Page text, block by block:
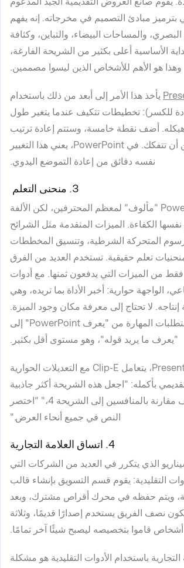
بترميز مبادئ التصميم في مخرجاته. إنه يفهم
والمساحات البيضاء، والتباين، وكثافة
الأساسية أعلى بكثير من الشريحة الفارغة،
وهذا هو الأهم للأشخاص الذين ليسوا مصممين.
يأخذ هذا الأمر إلى أبعد من ذلك باستخدام
للكسر): تخطيطات تتكيف عندما يتغير طول
أضف نقطة خامسة، وستتم إعادة ترتيب
الشريحة بدلاً من أن تتفكك. في PowerPoint، يعني هذا التغيير
نفسه دقائق من إعادة التموضع اليدوي.
3. منحنى التعلم
برنامج PowerPoint "مألوف" لمعظم المحترفين، لكن الألفة
الكفاءة. الميزات المتقدمة مثل الشرائح
المتحركة الشرطية، وتنسيق المخططات
تعلم حقيقية. تستخدم العديد من الفرق
من الميزات التي يدفعون ثمنها. مع أدوات
الواجهة حوارية: أخبر الأداة بما تريده، وهي
لا تحتاج إلى معرفة مكان وجود الميزة.
هذا يحول متطلبات المهارة من "يعرف PowerPoint" إلى
"يعرف ما يريد قوله"، وهو مستوى أقل بكثير.
في Presentations.AI، يتعامل Clip-E مع التعديلات الحوارية
بأكمله: "اجعل هذه الشريحة أكثر جاذبية
بصرية،" "أضف مقارنة بالمنافسين إلى الشريحة 4،" "اختصر
النص في جميع أنحاء العرض."
4. اتساق العلامة التجارية
الذي يتكرر في العديد من الشركات التي
التقليدية: يقوم قسم التسويق بإنشاء قالب
ويتم حفظه في محرك أقراص مشترك، وبعد
نصف الفريق يستخدم إصدارًا قديمًا، وثلاثة
أشخاص قاموا بتخصيصه ليصبح شيئًا آخر تمامًا.
باستخدام الأدوات التقليدية هو مشكلة